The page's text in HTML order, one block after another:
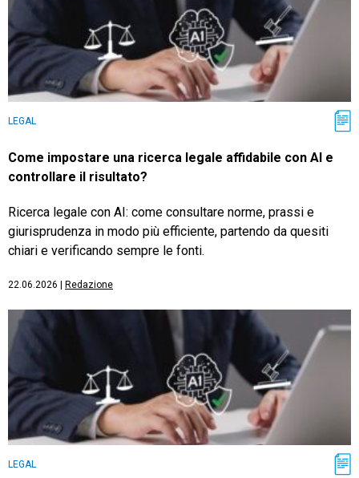
LEGAL
Come impostare una ricerca legale affidabile con AI e
controllare il risultato?
Ricerca legale con AI: come consultare norme, prassi e
giurisprudenza in modo più efficiente, partendo da quesiti
chiari e verificando sempre le fonti.
22.06.2026 Redazione
LEGAL